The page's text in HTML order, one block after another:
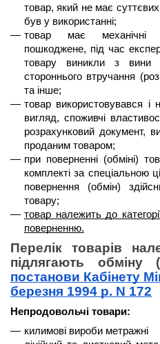
товар, який не має
був у використанні;
товар має механічні
пошкоджене, під час
товару виникли з вини
стороннього втручання
та інше;
товар використовувався і
вигляд, споживчі
розрахунковий документ,
проданим товаром;
при поверненні (обміні)
комплекті за спеціальною
повернення (обмін)
товару;
товар належить до
поверненню.
Перелік товарів
підлягають обміну
постанови Кабінету
березня 1994 р. N 172
Непродовольчі товари:
килимові вироби метражні